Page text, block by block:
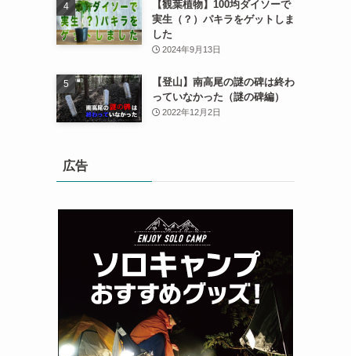
【観葉植物】100均ダイソーで
実生（？）パキラをゲットしま
した
2024年9月13日
【登山】南高尾の謎の碑は終わ
っていなかった（謎の碑編）
2022年12月2日
広告